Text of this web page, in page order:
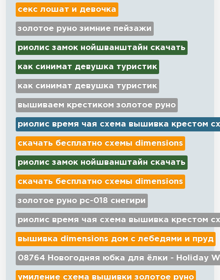
секс лошат и девочка
золотое руно зимние пейзажи
риолис замок нойшванштайн скачать
как синимат девушка туристик
как синимат девушка туристик
вышиваем крестиком золотое руно
риолис время чая схема вышивка крестом
скачать бесплатно схемы dimensions
риолис замок нойшванштайн скачать
скачать бесплатно схемы dimensions
золотое руно рс-018 снегири
риолис время чая схема вышивка крестом
вышивка dimensions дом с лебедями и пруд
08764 Новогодняя юбка для ёлки - Holiday
умиление схема вышивки золотое руно